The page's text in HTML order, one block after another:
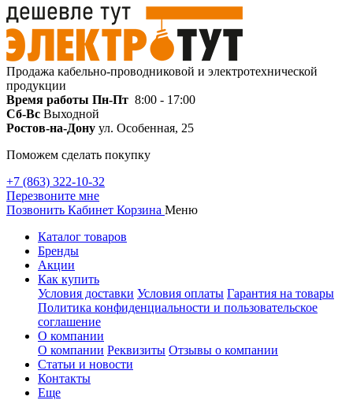
Продажа кабельно-проводниковой и электротехнической
продукции
Время работы Пн-Пт 8:00 - 17:00
Сб-Вс Выходной
Ростов-на-Дону ул. Особенная, 25
Поможем сделать покупку
+7 (863) 322-10-32
Перезвоните мне
Позвонить Кабинет Корзина Меню
Каталог товаров
Бренды
Акции
Как купить
Условия доставки Условия оплаты Гарантия на товары
Политика конфиденциальности и пользовательское
соглашение
О компании
О компании Реквизиты Отзывы о компании
Статьи и новости
Контакты
Еще